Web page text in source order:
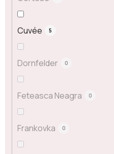
Cuvée 5
Dornfelder 0
Feteasca Neagra 0
Frankovka 0